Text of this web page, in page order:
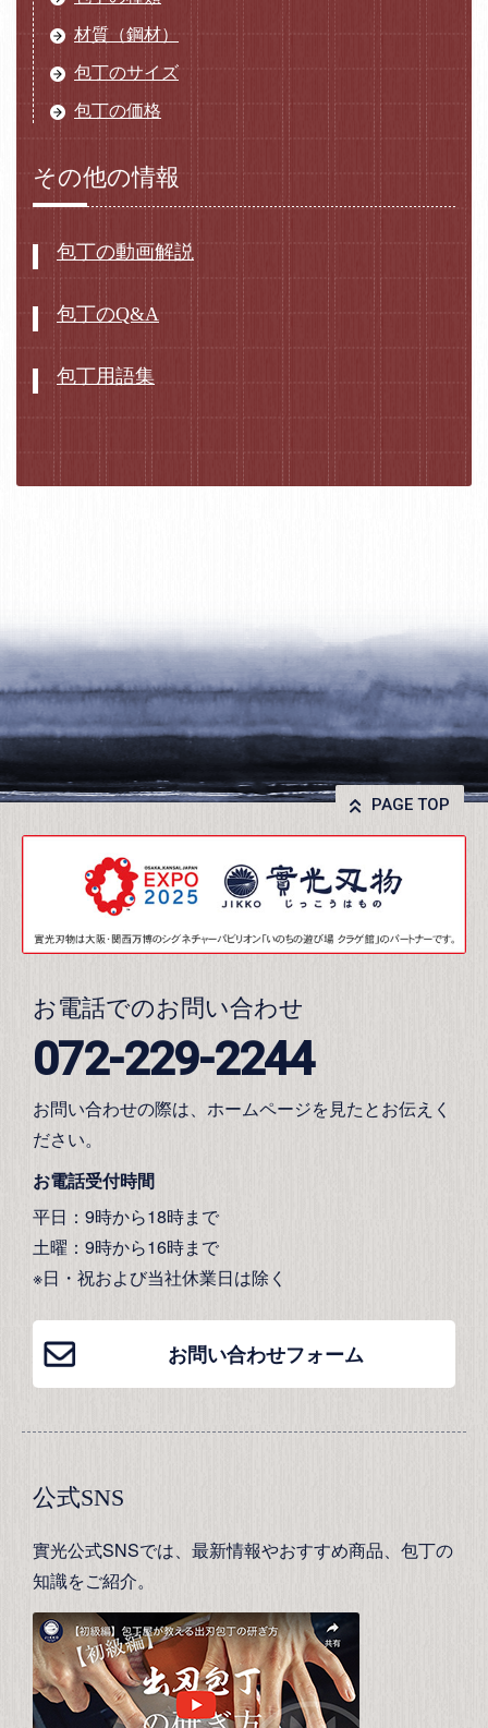
材質（鋼材）
包丁のサイズ
包丁の価格
その他の情報
包丁の動画解説
包丁のQ&A
包丁用語集
PAGE TOP
お電話でのお問い合わせ
072-229-2244
お問い合わせの際は、ホームページを見たとお伝えく
ださい。
お電話受付時間
平日：9時から18時まで
土曜：9時から16時まで
※日・祝および当社休業日は除く
お問い合わせフォーム
公式SNS
實光公式SNSでは、最新情報やおすすめ商品、包丁の
知識をご紹介。